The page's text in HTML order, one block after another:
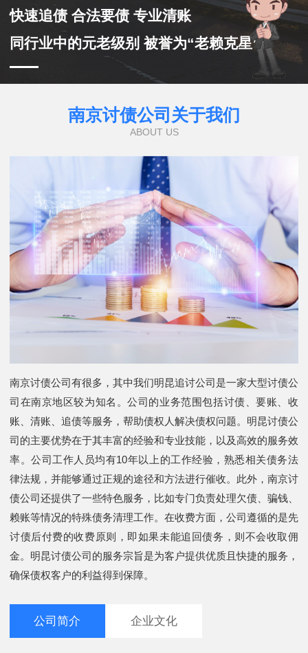
快速追债 合法要债 专业清账
同行业中的元老级别 被誉为“老赖克星”
南京讨债公司关于我们
ABOUT US
南京讨债公司有很多，其中我们明昆追讨公司是一家大型讨债公
司在南京地区较为知名。公司的业务范围包括讨债、要账、收
账、清账、追债等服务，帮助债权人解决债权问题。明昆讨债公
司的主要优势在于其丰富的经验和专业技能，以及高效的服务效
率。公司工作人员均有10年以上的工作经验，熟悉相关债务法
律法规，并能够通过正规的途径和方法进行催收。此外，南京讨
债公司还提供了一些特色服务，比如专门负责处理欠债、骗钱、
赖账等情况的特殊债务清理工作。在收费方面，公司遵循的是先
讨债后付费的收费原则，即如果未能追回债务，则不会收取佣
金。明昆讨债公司的服务宗旨是为客户提供优质且快捷的服务，
确保债权客户的利益得到保障。
公司简介 企业文化